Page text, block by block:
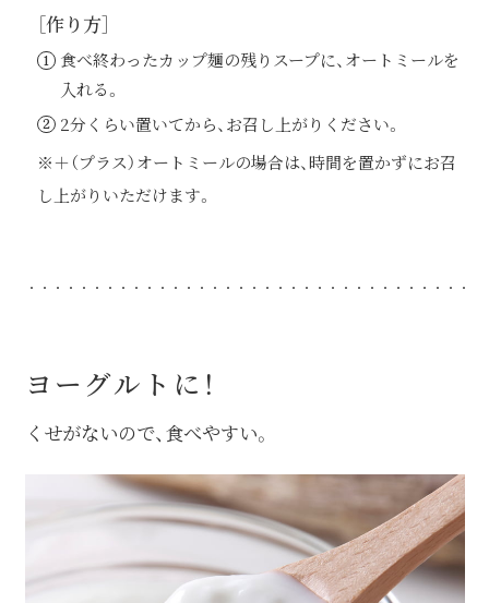
［作り方］
食べ終わったカップ麺の残りスープに、オートミールを
入れる。
2分くらい置いてから、お召し上がりください。
※＋（プラス）オートミールの場合は、時間を置かずにお召
し上がりいただけます。
ヨーグルトに！
くせがないので、食べやすい。